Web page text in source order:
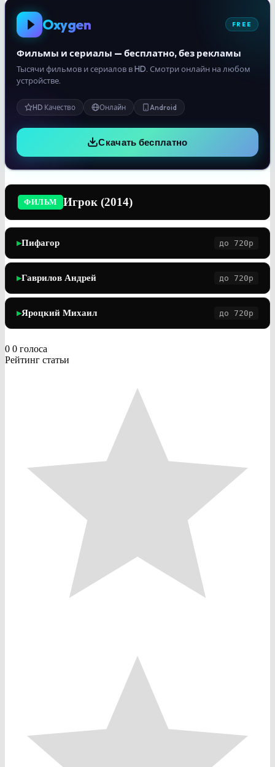
Oxygen FREE
Фильмы и сериалы — бесплатно, без рекламы
Тысячи фильмов и сериалов в HD. Смотри онлайн на любом
устройстве.
HD Качество Онлайн Android
Скачать бесплатно
ФИЛЬМ Игрок (2014)
▶Пифагор до 720p
▶Гаврилов Андрей до 720p
▶Яроцкий Михаил до 720p
0 0 голоса
Рейтинг статьи